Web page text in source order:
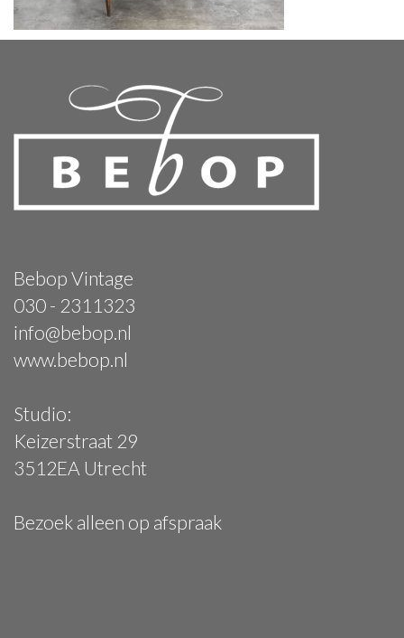
Bebop Vintage
030 - 2311323
info@bebop.nl
www.bebop.nl
Studio:
Keizerstraat 29
3512EA Utrecht
Bezoek alleen op afspraak